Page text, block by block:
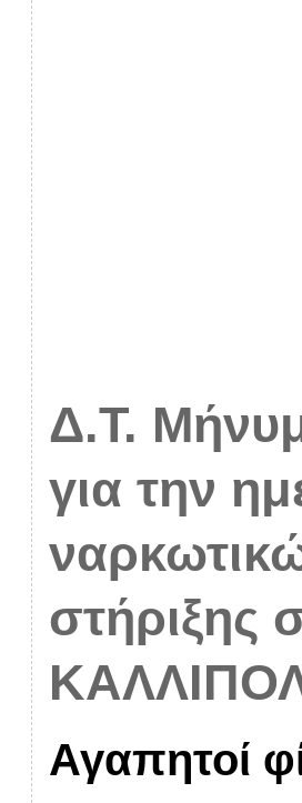
Δ.Τ.
για την
στήριξης
Αγαπητοί